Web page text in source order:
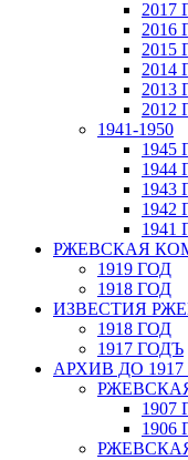
2017
2016
2015
2014
2013
2012
1941-1950
1945
1944
1943
1942
1941
РЖЕВСКАЯ
1919 ГОД
1918 ГОД
ИЗВЕСТИЯ
1918 ГОД
1917 ГОДЪ
АРХИВ ДО
1907
1906